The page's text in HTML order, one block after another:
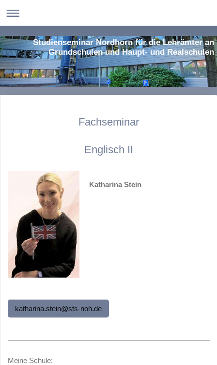
Studienseminar Nordhorn für die Lehrämter an
Grundschulen und Haupt- und Realschulen
Fachseminar
Englisch II
Katharina Stein
katharina.stein@sts-noh.de
Meine Schule: